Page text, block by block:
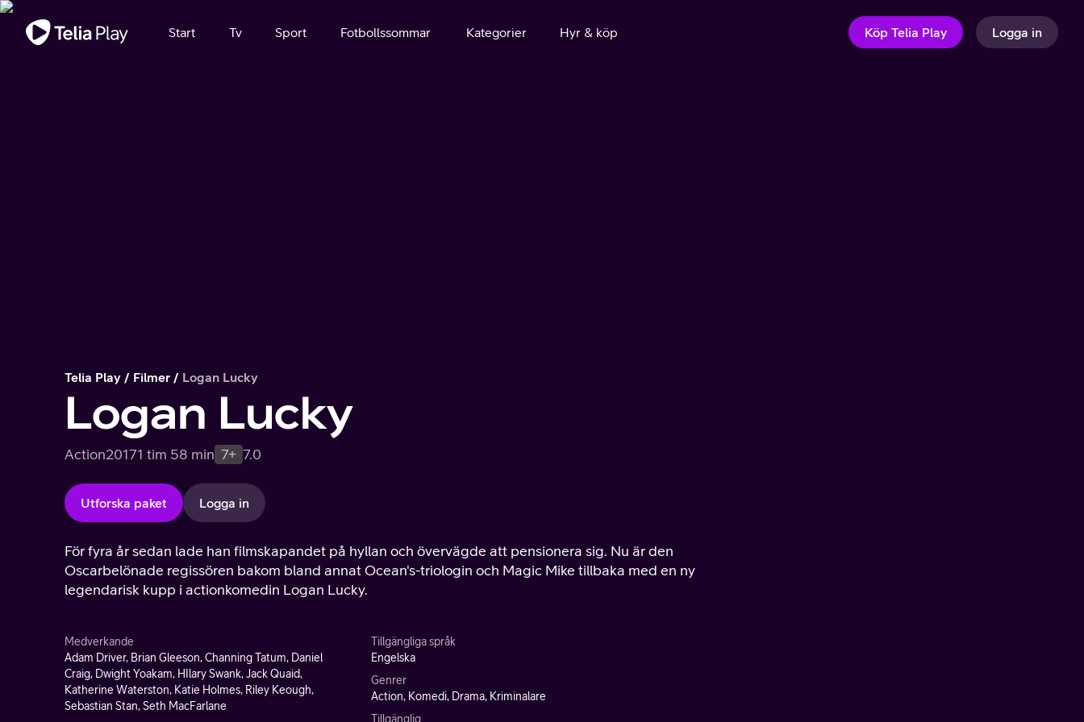
Viktigt meddelande
Start Tv Sport Fotbollssommar Kategorier Hyr & köp Köp Telia Play Logga in
Telia Play Filmer Logan Lucky
Logan Lucky
Action20171 tim 58 min 7+ 7.0
Utforska paket Logga in
För fyra år sedan lade han filmskapandet på hyllan och övervägde att pensionera sig. Nu är den
Oscarbelönade regissören bakom bland annat Ocean's-triologin och Magic Mike tillbaka med en ny
legendarisk kupp i actionkomedin Logan Lucky.
Medverkande
Adam Driver, Brian Gleeson, Channing Tatum, Daniel
Craig, Dwight Yoakam, HIlary Swank, Jack Quaid,
Katherine Waterston, Katie Holmes, Riley Keough,
Sebastian Stan, Seth MacFarlane
Tillgängliga språk
Engelska
Genrer
Action, Komedi, Drama, Kriminalare
Tillgänglig